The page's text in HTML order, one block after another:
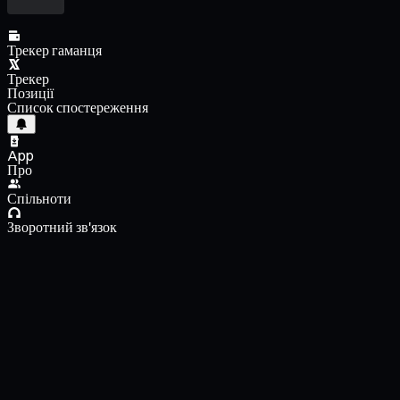
Трекер гаманця
Трекер
Позиції
Список спостереження
App
Про
Спільноти
Зворотний зв'язок